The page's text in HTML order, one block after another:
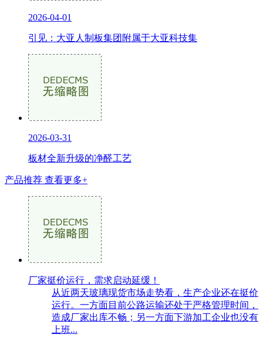
2026-04-01
引见：大亚人制板集团附属于大亚科技集
2026-03-31
板材全新升级的净醛工艺
产品推荐 查看更多+
厂家挺价运行，需求启动延缓！
从近两天玻璃现货市场走势看，生产企业还在挺价
运行。一方面目前公路运输还处于严格管理时间，
造成厂家出库不畅；另一方面下游加工企业也没有
上班...